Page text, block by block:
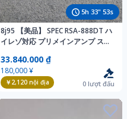
5h 33" 51s
8j95 【美品】 SPEC RSA-888DT ハ
イレゾ対応 プリメインアンプ スペ
33.840.000 ₫
180,000 ¥
￥2,120nội địa 0 lượt đấu